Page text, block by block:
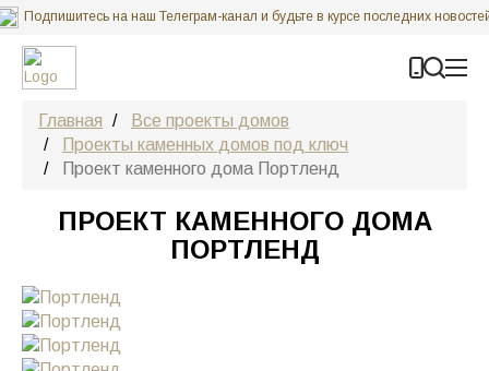
Подпишитесь на наш Телеграм-канал и будьте в курсе последних
Главная
Все проекты домов
Проекты каменных домов под ключ
Проект каменного дома Портленд
ПРОЕКТ КАМЕННОГО ДОМА
ПОРТЛЕНД